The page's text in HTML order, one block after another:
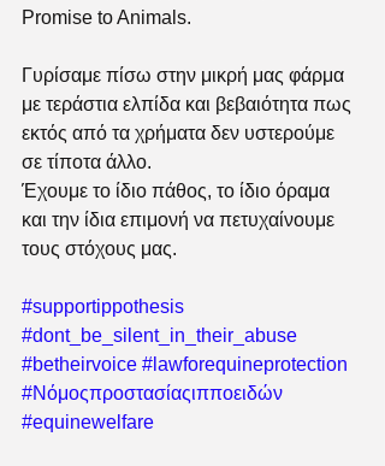
Promise to Animals.
Γυρίσαμε πίσω στην μικρή μας φάρμα
με τεράστια ελπίδα και βεβαιότητα πως
εκτός από τα χρήματα δεν υστερούμε
σε τίποτα άλλο.
Έχουμε το ίδιο πάθος, το ίδιο όραμα
και την ίδια επιμονή να πετυχαίνουμε
τους στόχους μας.
#supportippothesis
#dont_be_silent_in_their_abuse
#betheirvoice #lawforequineprotection
#Νόμοςπροστασίαςιπποειδών
#equinewelfare